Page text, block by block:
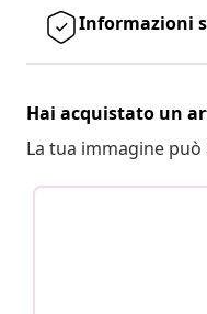
Informazioni
Hai acquistato un
La tua immagine